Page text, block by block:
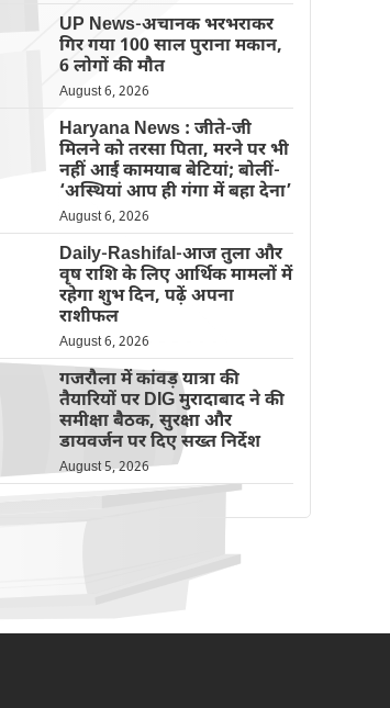
UP News-अचानक भरभराकर
गिर गया 100 साल पुराना मकान,
6 लोगों की मौत
August 6, 2026
Haryana News : जीते-जी
मिलने को तरसा पिता, मरने पर भी
नहीं आईं कामयाब बेटियां; बोलीं-
‘अस्थियां आप ही गंगा में बहा देना’
August 6, 2026
Daily-Rashifal-आज तुला और
वृष राशि के लिए आर्थिक मामलों में
रहेगा शुभ दिन, पढ़ें अपना
राशीफल
August 6, 2026
गजरौला में कांवड़ यात्रा की
तैयारियों पर DIG मुरादाबाद ने की
समीक्षा बैठक, सुरक्षा और
डायवर्जन पर दिए सख्त निर्देश
August 5, 2026